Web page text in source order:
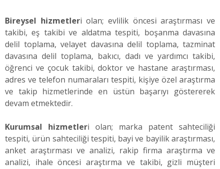
Bireysel hizmetleri olan; evlilik öncesi araştırması ve
takibi, eş takibi ve aldatma tespiti, boşanma davasına
delil toplama, velayet davasına delil toplama, tazminat
davasına delil toplama, bakıcı, dadı ve yardımcı takibi,
öğrenci ve çocuk takibi, doktor ve hastane araştırması,
adres ve telefon numaraları tespiti, kişiye özel araştırma
ve takip hizmetlerinde en üstün başarıyı göstererek
devam etmektedir.
Kurumsal hizmetleri olan; marka patent sahteciliği
tespiti, ürün sahteciliği tespiti, bayi ve bayilik araştırması,
anket araştırması ve analizi, rakip firma araştırma ve
analizi, ihale öncesi araştırma ve takibi, gizli müşteri